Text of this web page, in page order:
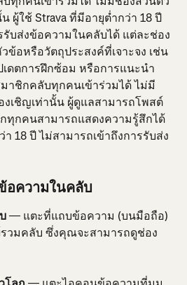
ผู้ใช้ Strava ที่มีอายุต่ำกว่า 18 ปี
รับส่งข้อความในคลับได้ แต่ละช่อง
ข้อหรือวัตถุประสงค์ที่เจาะจง เช่น
ดตการฝึกซ้อม หรือการแนะนำ
าชิกคลับทุกคนเข้าร่วมได้ ไม่มี
เชิญเท่านั้น ผู้ดูแลสามารถโพสต์
ทุกคนสามารถแสดงความรู้สึกได้
18 ปี ไม่สามารถเข้าถึงการรับส่ง
อความในคลับ
— แตะที่แถบข้อความ (บนมือถือ)
วมคลับ ซึ่งคุณจะสามารถดูช่อง